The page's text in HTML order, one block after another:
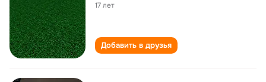
17 лет
Добавить в друзья